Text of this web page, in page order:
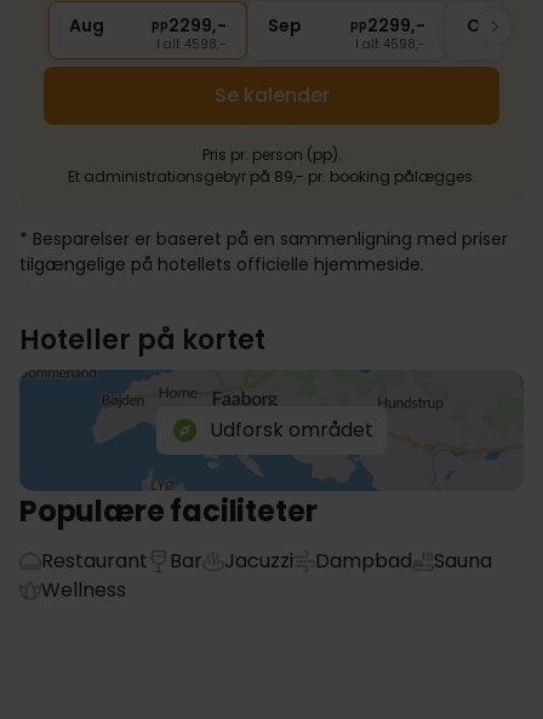
Aug pp2299,-
I alt 4598,-
Sep pp2299,-
I alt 4598,-
Okt
Se kalender
Pris pr. person (pp).
Et administrationsgebyr på 89,- pr. booking pålægges.
* Besparelser er baseret på en sammenligning med priser
tilgængelige på hotellets officielle hjemmeside.
Hoteller på kortet
Udforsk området
Populære faciliteter
Restaurant Bar Jacuzzi Dampbad
Sauna
Wellness